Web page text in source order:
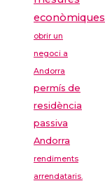
econòmiques
obrir un
negoci a
Andorra
permís de
residència
passiva
Andorra
rendiments
arrendataris.